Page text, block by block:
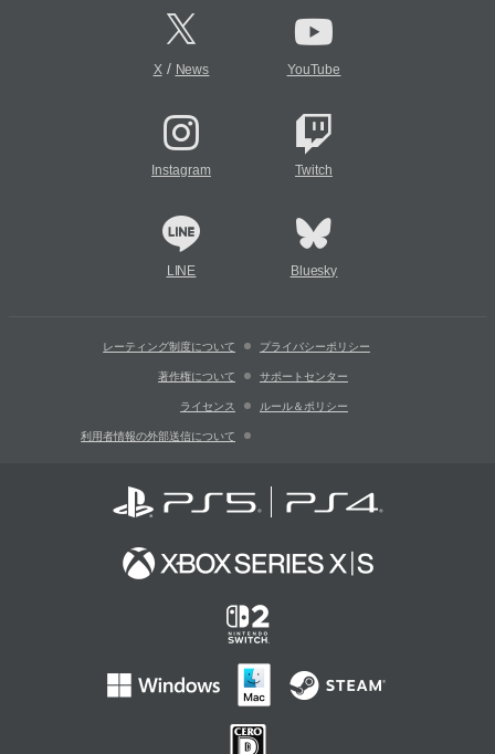
X/ News YouTube
Instagram Twitch
LINE Bluesky
レーティング制度について プライバシーポリシー
著作権について サポートセンター
ライセンス ルール＆ポリシー
利用者情報の外部送信について